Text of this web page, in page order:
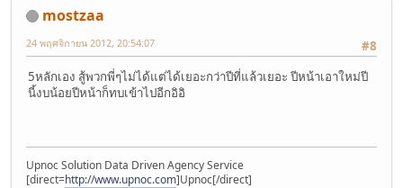
mostzaa
#8
24 พฤศจิกายน 2012, 20:54:07
5หลักเอง สู้พวกพี่ๆไม่ได้แต่ได้เยอะกว่าปีที่แล้วเยอะ ปีหน้าเอาใหม่ปี
นี้งบน้อยปีหน้าก็ทบเข้าไปอีกอิอิ
Upnoc Solution Data Driven Agency Service
[direct=http://www.upnoc.com]Upnoc[/direct]